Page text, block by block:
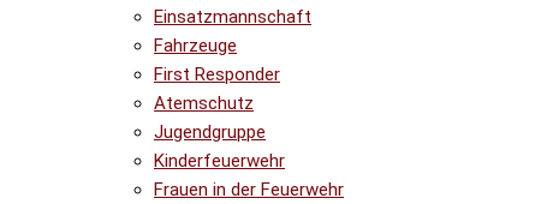
Einsatzmannschaft
Fahrzeuge
First Responder
Atemschutz
Jugendgruppe
Kinderfeuerwehr
Frauen in der Feuerwehr